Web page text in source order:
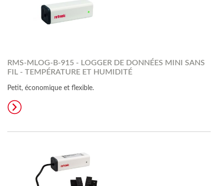
RMS-MLOG-B-915 - LOGGER DE DONNÉES MINI SANS
FIL - TEMPÉRATURE ET HUMIDITÉ
Petit, économique et flexible.